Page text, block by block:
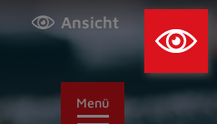
Ansicht ×